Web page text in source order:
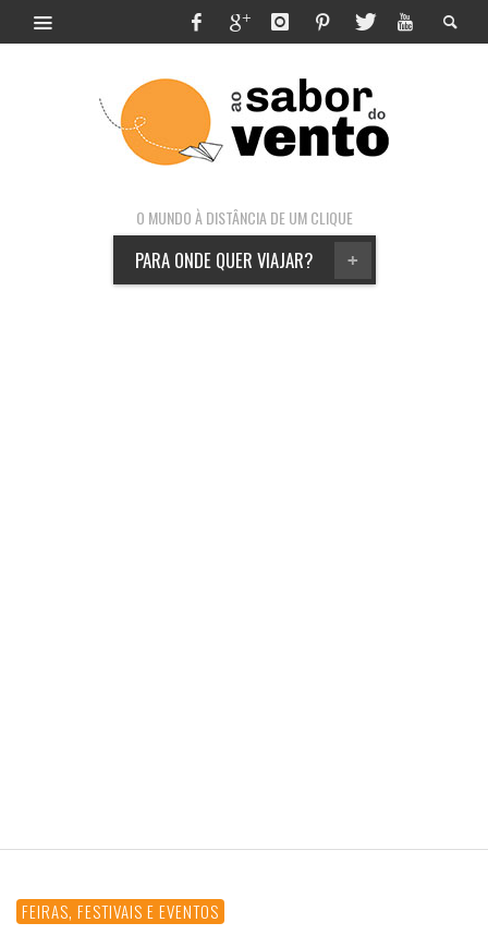
O MUNDO À DISTÂNCIA DE UM CLIQUE
+
PARA ONDE QUER VIAJAR?
FEIRAS, FESTIVAIS E EVENTOS